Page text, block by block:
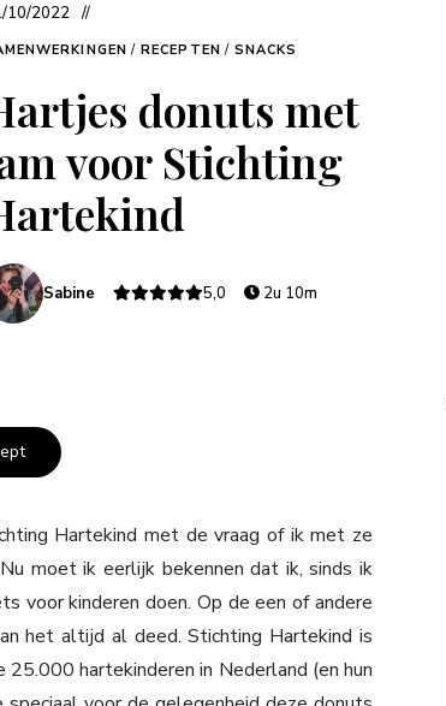
10/2022
/ RECEPTEN / SNACKS
donuts met
voor Stichting
Sabine 5,0 2u 10m
Hartekind met de vraag of ik met ze
Nu moet ik eerlijk bekennen dat ik, sinds ik
voor kinderen doen. Op de een of andere
het altijd al deed. Stichting Hartekind is
hartekinderen in Nederland (en hun